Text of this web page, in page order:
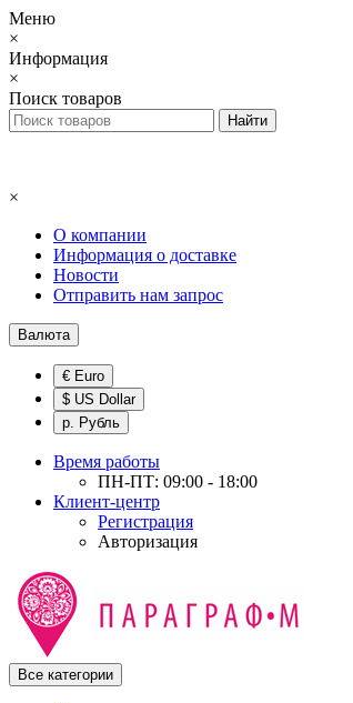
Меню
×
Информация
×
Поиск товаров
×
О компании
Информация о доставке
Новости
Отправить нам запрос
Валюта
€ Euro
$ US Dollar
р. Рубль
Время работы
ПН-ПТ: 09:00 - 18:00
Клиент-центр
Регистрация
Авторизация
Все категории